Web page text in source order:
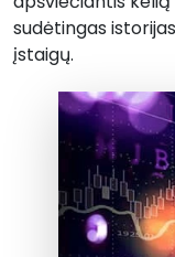
sudėtingas
įstaigų.